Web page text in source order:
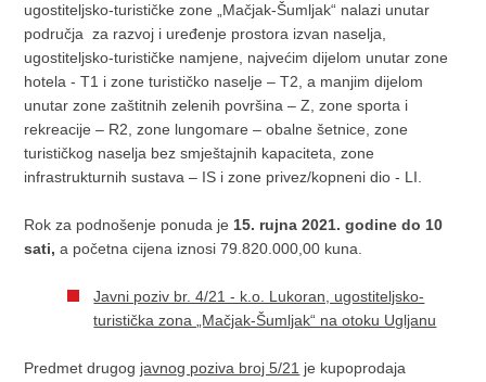
ugostiteljsko-turističke zone „Mačjak-Šumljak“ nalazi unutar
područja za razvoj i uređenje prostora izvan naselja,
ugostiteljsko-turističke namjene, najvećim dijelom unutar zone
hotela - T1 i zone turističko naselje – T2, a manjim dijelom
unutar zone zaštitnih zelenih površina – Z, zone sporta i
rekreacije – R2, zone lungomare – obalne šetnice, zone
turističkog naselja bez smještajnih kapaciteta, zone
infrastrukturnih sustava – IS i zone privez/kopneni dio - LI.
Rok za podnošenje ponuda je 15. rujna 2021. godine do 10
sati, a početna cijena iznosi 79.820.000,00 kuna.
Javni poziv br. 4/21 - k.o. Lukoran, ugostiteljsko-
turistička zona „Mačjak-Šumljak“ na otoku Ugljanu
Predmet drugog javnog poziva broj 5/21 je kupoprodaja